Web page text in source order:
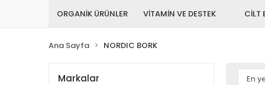
ORGANİK ÜRÜNLER VİTAMİN VE DESTEK CİLT
Ana Sayfa NORDIC BORK
Markalar